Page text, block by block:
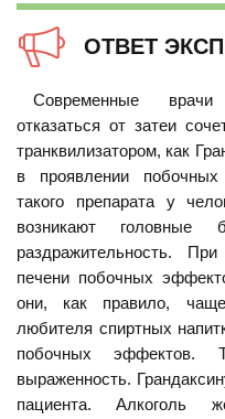
ОТВЕТ
Современные врачи
отказаться от затеи
транквилизатором, как
в проявлении
такого препарата у
возникают головные
раздражительность.
печени побочных
они, как правило,
любителя спиртных
побочных эффектов.
выраженность.
пациента. Алкоголь